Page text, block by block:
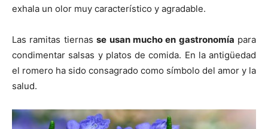
exhala un olor muy característico y agradable.
Las ramitas tiernasse usan mucho en gastronomía para
condimentar salsas y platos de comida. En la antigüedad
el romero ha sido consagrado como símbolo del amor y la
salud.